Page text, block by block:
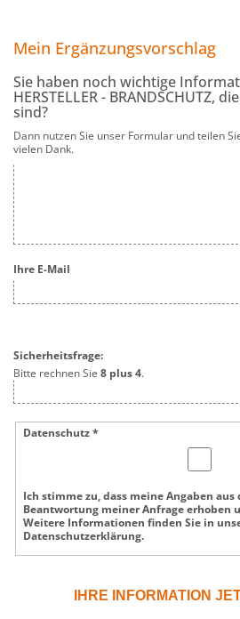
Mein Ergänzungsvorschlag
Sie haben noch wichtige
HERSTELLER - BRANDSCHUTZ,
sind?
Dann nutzen Sie unser Formular und teilen
vielen Dank.
Ihre E-Mail
Sicherheitsfrage:
Bitte rechnen Sie 8 plus 4.
Datenschutz *
Ich stimme zu, dass meine Angaben
Beantwortung meiner Anfrage erhoben
Weitere Informationen finden Sie in
Datenschutzerklärung.